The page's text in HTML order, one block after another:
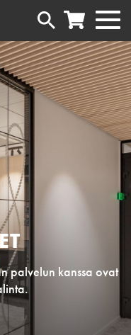
palvelun kanssa ovat